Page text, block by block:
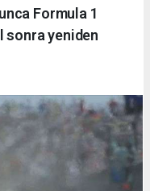
Formula 1
sonra yeniden